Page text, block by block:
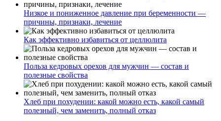
Низкое и пониженное давление при беременности —
причины, признаки, лечение
Как эффективно избавиться от целлюлита
Польза кедровых орехов для мужчин — состав и
полезные свойства
Хлеб при похудении: какой можно есть, какой самый
полезный, чем заменить, полный отказ